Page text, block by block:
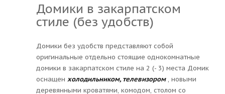
Домики в закарпатском
стиле (без удобств)
Домики без удобств представляют собой
оригинальные отдельно стоящие однокомнатные
домики в закарпатском стиле на 2 (- 3) места Домик
оснащен холодильником, телевизором , новыми
деревянными кроватями, комодом, столом со